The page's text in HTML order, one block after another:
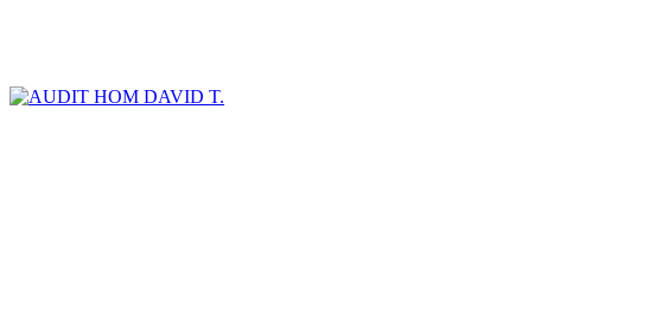
DAVID T.